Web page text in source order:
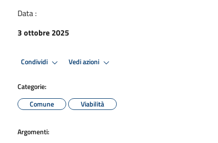
Data :
3 ottobre 2025
Condividi Vedi azioni
Categorie:
Comune
Viabilità
Argomenti: